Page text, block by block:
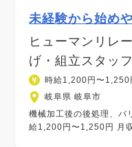
未経験から始め
ヒューマンリレ
げ・組立スタッフ
時給1,200円〜1,250
岐阜県 岐阜市
機械加工後の後処理、バ
給1,200円〜1,250円 月